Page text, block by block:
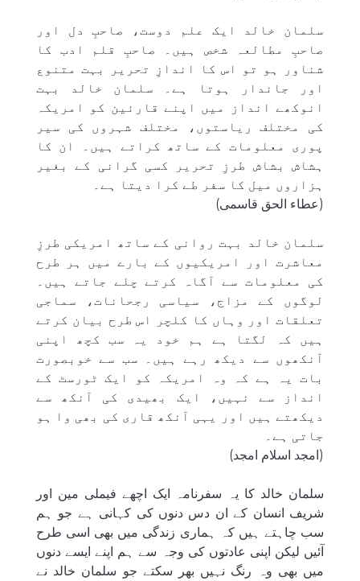
سلمان خالد ایک علم دوست، صاحبِ دل اور
صاحبِ مطالعہ شخص ہیں۔ صاحبِ قلم ادب کا
شناور ہو تو اس کا اندازِ تحریر بہت متنوع
اور جاندار ہوتا ہے۔ سلمان خالد بہت
انوکھے انداز میں اپنے قارئین کو امریکہ
کی مختلف ریاستوں، مختلف شہروں کی سیر
پوری معلومات کے ساتھ کراتے ہیں۔ ان کا
ہشاش بشاش طرزِ تحریر کسی گرانی کے بغیر
ہزاروں میل کا سفر طے کرا دیتا ہے۔
(عطاء الحق قاسمی)
سلمان خالد بہت روانی کے ساتھ امریکی طرزِ
معاشرت اور امریکیوں کے بارے میں ہر طرح
کی معلومات سے آگاہ کرتے چلے جاتے ہیں۔
لوگوں کے مزاج، سیاسی رجحانات، سماجی
تعلقات اور وہاں کا کلچر اس طرح بیان کرتے
ہیں کہ لگتا ہے ہم خود یہ سب کچھ اپنی
آنکھوں سے دیکھ رہے ہیں۔ سب سے خوبصورت
بات یہ ہے کہ وہ امریکہ کو ایک ٹورسٹ کے
انداز سے نہیں، ایک بھیدی کی آنکھ سے
دیکھتے ہیں اور یہی آنکھ قاری کی بھی وا ہو
جاتی ہے۔
(امجد اسلام امجد)
سلمان خالد کا یہ سفرنامہ ایک اچھے فیملی مین اور
شریف انسان کے ان دس دنوں کی کہانی ہے جو ہم
سب چاہتے ہیں کہ ہماری زندگی میں بھی اسی طرح
آئیں لیکن اپنی عادتوں کی وجہ سے ہم اپنے ایسے دنوں
میں بھی وہ رنگ نہیں بھر سکتے جو سلمان خالد نے